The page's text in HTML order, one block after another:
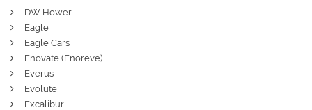
DW Hower
Eagle
Eagle Cars
Enovate (Enoreve)
Everus
Evolute
Excalibur